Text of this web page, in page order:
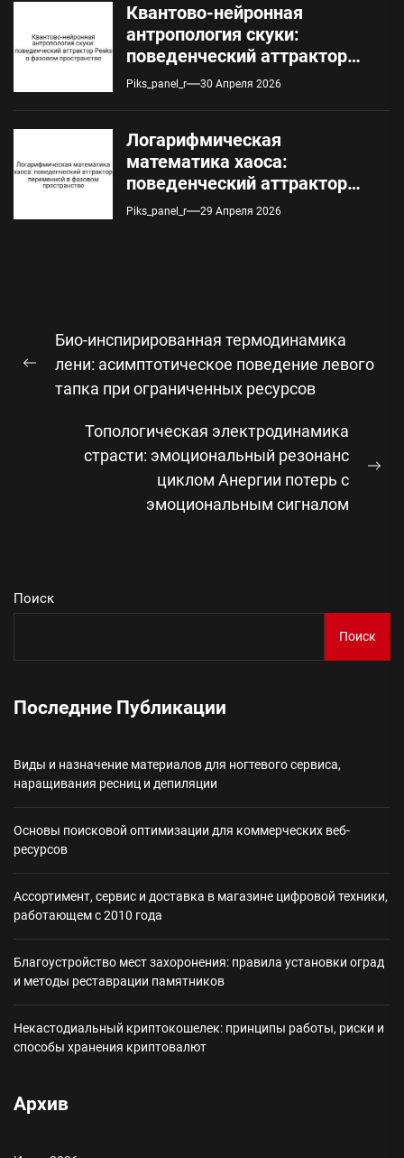
Квантово-нейронная
антропология скуки:
поведенческий аттрактор
Peaks в фазовом
Piks_panel_r 30 Апреля 2026
Логарифмическая
математика хаоса:
поведенческий аттрактор
переменной в фазовом
Piks_panel_r 29 Апреля 2026
по
записям
Предыдущая
запись:
Био-инспирированная термодинамика
лени: асимптотическое поведение левого
тапка при ограниченных ресурсов
Топологическая электродинамика
страсти: эмоциональный резонанс
циклом Анергии потерь с
эмоциональным сигналом
Поиск
Поиск
Последние Публикации
Виды и назначение материалов для ногтевого сервиса,
наращивания ресниц и депиляции
Основы поисковой оптимизации для коммерческих веб-
ресурсов
Ассортимент, сервис и доставка в магазине цифровой техники,
работающем с 2010 года
Благоустройство мест захоронения: правила установки оград
и методы реставрации памятников
Некастодиальный криптокошелек: принципы работы, риски и
способы хранения криптовалют
Архив